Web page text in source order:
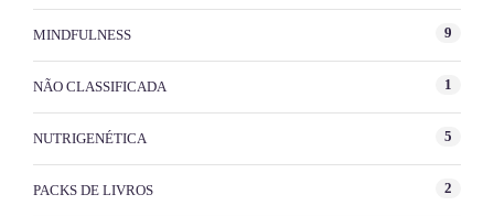
MINDFULNESS 9
NÃO CLASSIFICADA 1
NUTRIGENÉTICA 5
PACKS DE LIVROS 2